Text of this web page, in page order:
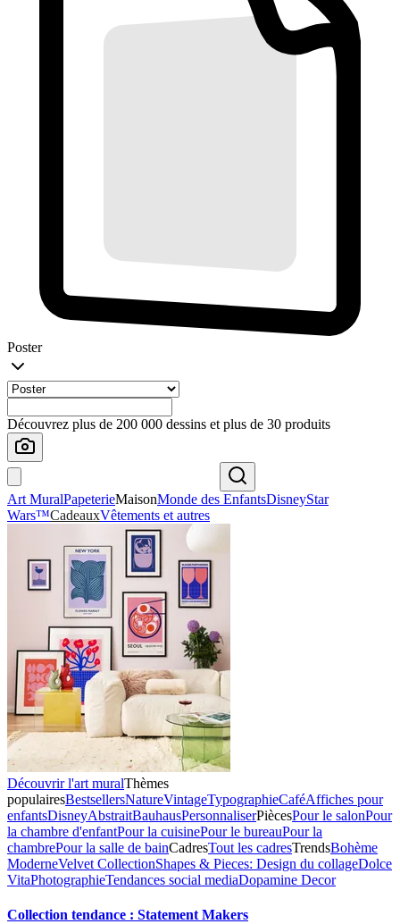
Poster
Découvrez plus de 200 000 dessins et plus de 30 produits
Art MuralPapeterieMaisonMonde des EnfantsDisneyStar
Wars™CadeauxVêtements et autres
Découvrir l'art muralThèmes
populairesBestsellersNatureVintageTypographieCaféAffiches pour
enfantsDisneyAbstraitBauhausPersonnaliserPiècesPour le salonPour
la chambre d'enfantPour la cuisinePour le bureauPour la
chambrePour la salle de bainCadresTout les cadresTrendsBohème
ModerneVelvet CollectionShapes & Pieces: Design du collageDolce
VitaPhotographieTendances social mediaDopamine Decor
Collection tendance : Statement Makers